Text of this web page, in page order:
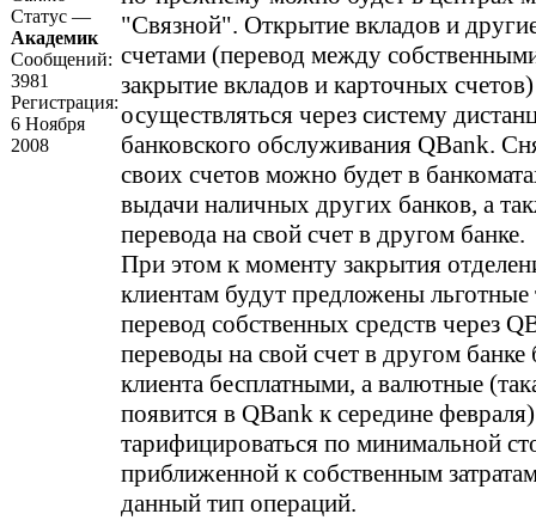
Статус —
Академик
Сообщений:
3981
Регистрация:
6 Ноября
2008
"Связной". Открытие вкладов и
счетами (перевод между
закрытие вкладов и карточных
осуществляться через систему
банковского обслуживания QBank.
своих счетов можно будет в
выдачи наличных других банков, а
перевода на свой счет в другом банке.
При этом к моменту закрытия
клиентам будут предложены
перевод собственных средств через
переводы на свой счет в другом банке
клиента бесплатными, а валютные
появится в QBank к середине
тарифицироваться по минимальной
приближенной к собственным
данный тип операций.